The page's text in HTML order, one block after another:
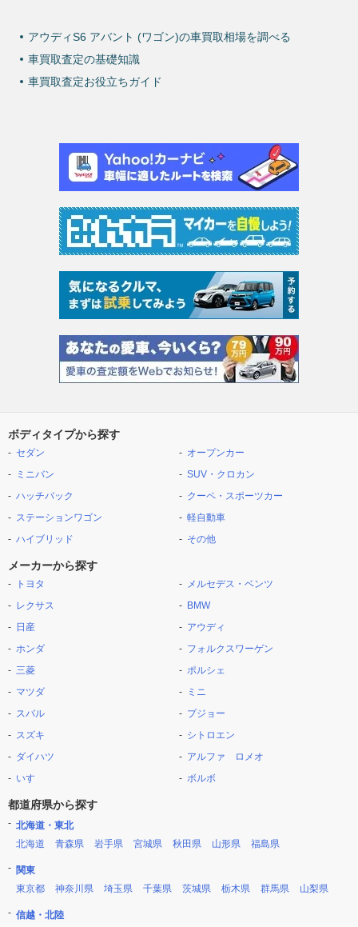
アウディS6 アバント (ワゴン)の車買取相場を調べる
車買取査定の基礎知識
車買取査定お役立ちガイド
ボディタイプから探す
セダン
ミニバン
ハッチバック
ステーションワゴン
ハイブリッド
オープンカー
SUV・クロカン
クーペ・スポーツカー
軽自動車
その他
メーカーから探す
トヨタ
レクサス
日産
ホンダ
三菱
マツダ
スバル
スズキ
ダイハツ
いすゞ
メルセデス・ベンツ
BMW
アウディ
フォルクスワーゲン
ポルシェ
ミニ
プジョー
シトロエン
アルファ ロメオ
ボルボ
都道府県から探す
北海道・東北
北海道
青森県 岩手県 宮城県 秋田県 山形県 福島県
関東
東京都
神奈川県 埼玉県 千葉県 茨城県 栃木県 群馬県 山梨県
信越・北陸